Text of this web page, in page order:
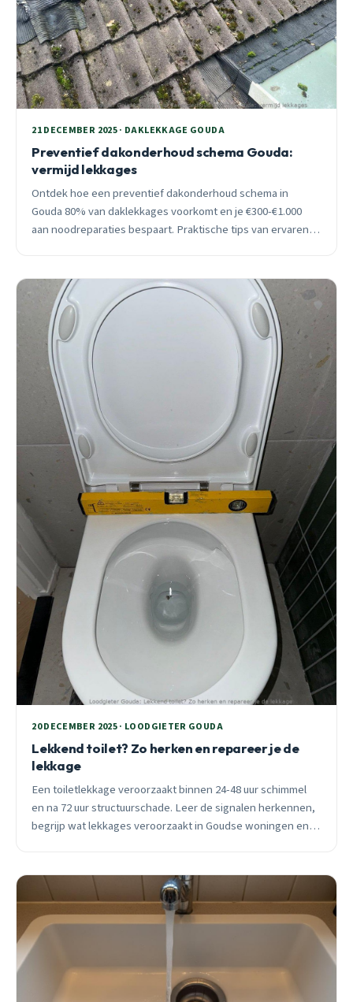
21 DECEMBER 2025 · DAKLEKKAGE GOUDA
Preventief dakonderhoud schema Gouda:
vermijd lekkages
Ontdek hoe een preventief dakonderhoud schema in
Gouda 80% van daklekkages voorkomt en je €300-€1.000
aan noodreparaties bespaart. Praktische tips van ervaren
20 DECEMBER 2025 · LOODGIETER GOUDA
Lekkend toilet? Zo herken en repareer je de
lekkage
Een toiletlekkage veroorzaakt binnen 24-48 uur schimmel
en na 72 uur structuurschade. Leer de signalen herkennen,
begrijp wat lekkages veroorzaakt in Goudse woningen en